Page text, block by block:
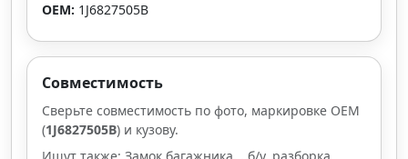
OEM: 1J6827505B
Совместимость
Сверьте совместимость по фото, маркировке OEM
(1J6827505B) и кузову.